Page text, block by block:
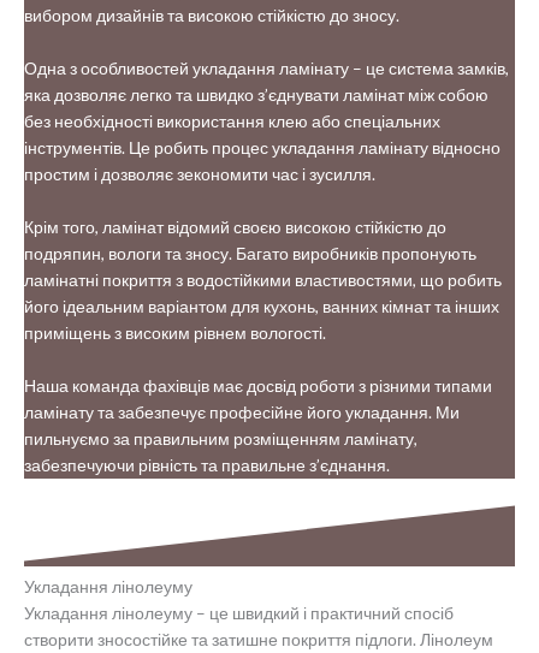
вибором дизайнів та високою стійкістю до зносу.
Одна з особливостей укладання ламінату – це система замків,
яка дозволяє легко та швидко з’єднувати ламінат між собою
без необхідності використання клею або спеціальних
інструментів. Це робить процес укладання ламінату відносно
простим і дозволяє зекономити час і зусилля.
Крім того, ламінат відомий своєю високою стійкістю до
подряпин, вологи та зносу. Багато виробників пропонують
ламінатні покриття з водостійкими властивостями, що робить
його ідеальним варіантом для кухонь, ванних кімнат та інших
приміщень з високим рівнем вологості.
Наша команда фахівців має досвід роботи з різними типами
ламінату та забезпечує професійне його укладання. Ми
пильнуємо за правильним розміщенням ламінату,
забезпечуючи рівність та правильне з’єднання.
Укладання лінолеуму
Укладання лінолеуму – це швидкий і практичний спосіб
створити зносостійке та затишне покриття підлоги. Лінолеум